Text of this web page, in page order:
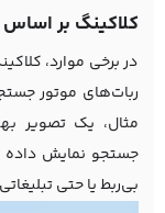
کلاکینگ بر
در برخی موارد،
ربات‌های موتور
مثال، یک تصویر
جستجو نمایش داده
بی‌ربط یا حتی